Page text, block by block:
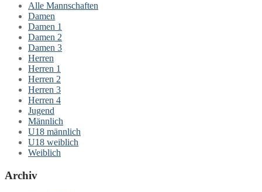
Alle Mannschaften
Damen
Damen 1
Damen 2
Damen 3
Herren
Herren 1
Herren 2
Herren 3
Herren 4
Jugend
Männlich
U18 männlich
U18 weiblich
Weiblich
Archiv